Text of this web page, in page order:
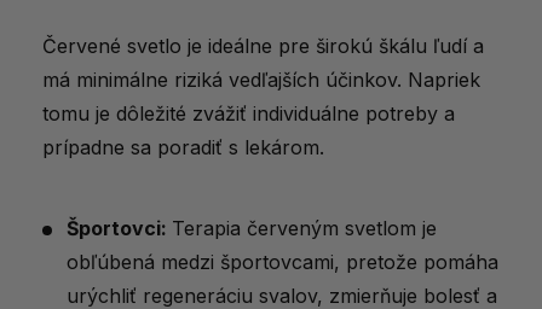
Červené svetlo je ideálne pre širokú škálu ľudí a
má minimálne riziká vedľajších účinkov. Napriek
tomu je dôležité zvážiť individuálne potreby a
prípadne sa poradiť s lekárom.
Športovci: Terapia červeným svetlom je
obľúbená medzi športovcami, pretože pomáha
urýchliť regeneráciu svalov, zmierňuje bolesť a